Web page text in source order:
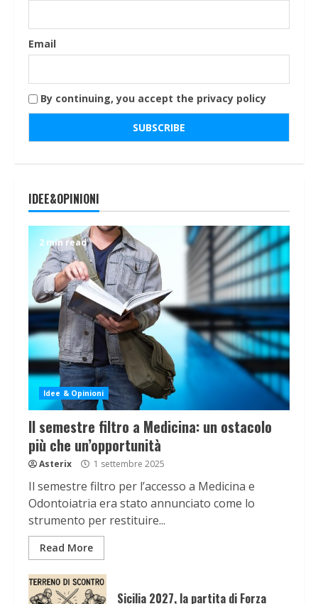
Email
By continuing, you accept the privacy policy
IDEE&OPINIONI
2 min read
Idee & Opinioni
Il semestre filtro a Medicina: un ostacolo
più che un’opportunità
Asterix 1 settembre 2025
Il semestre filtro per l’accesso a Medicina e
Odontoiatria era stato annunciato come lo
strumento per restituire...
Read More
Sicilia 2027, la partita di Forza